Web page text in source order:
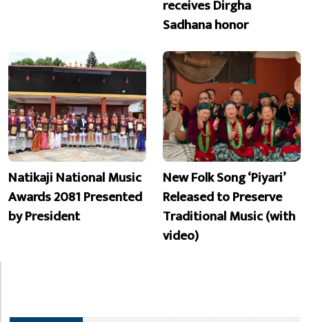
receives Dirgha
Sadhana honor
Natikaji National Music
Awards 2081 Presented
by President
New Folk Song ‘Piyari’
Released to Preserve
Traditional Music (with
video)